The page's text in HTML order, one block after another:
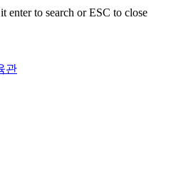
enter to search or ESC to close
관